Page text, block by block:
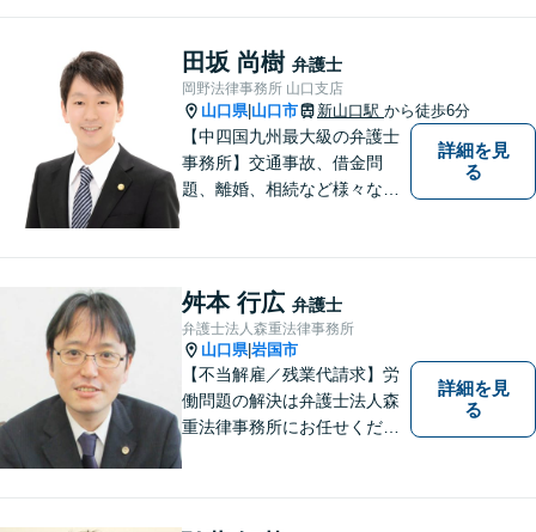
い！
田坂 尚樹 弁護士
岡野法律事務所 山口支店
山口県| 山口市 新山口駅 から徒歩6分
【中四国九州最大級の弁護士
事務所】交通事故、借金問
題、離婚、相続など様々な問
い！
詳細を見
る
舛本 行広 弁護士
弁護士法人森重法律事務所
山口県|岩国市
【不当解雇／残業代請求】労
働問題の解決は弁護士法人森
重法律事務所にお任せくださ
詳細を見
る